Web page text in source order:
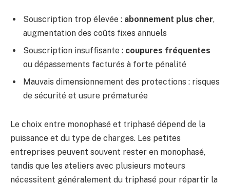
Souscription trop élevée : abonnement plus cher,
augmentation des coûts fixes annuels
Souscription insuffisante : coupures fréquentes
ou dépassements facturés à forte pénalité
Mauvais dimensionnement des protections : risques
de sécurité et usure prématurée
Le choix entre monophasé et triphasé dépend de la
puissance et du type de charges. Les petites
entreprises peuvent souvent rester en monophasé,
tandis que les ateliers avec plusieurs moteurs
nécessitent généralement du triphasé pour répartir la